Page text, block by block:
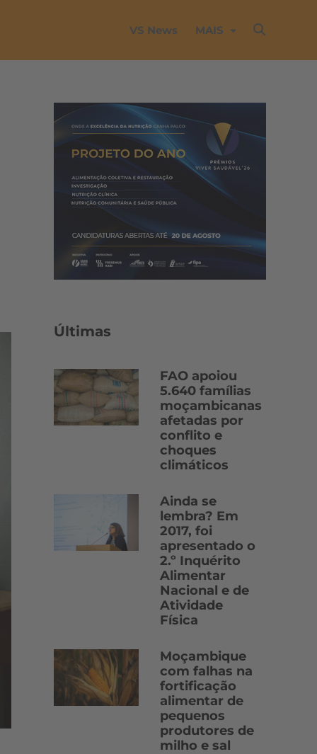
VS News MAIS
Últimas
FAO apoiou
5.640 famílias
moçambicanas
afetadas por
conflito e
choques
climáticos
Ainda se
lembra? Em
2017, foi
apresentado o
2.º Inquérito
Alimentar
Nacional e de
Atividade
Física
Moçambique
com falhas na
fortificação
alimentar de
pequenos
produtores de
milho e sal